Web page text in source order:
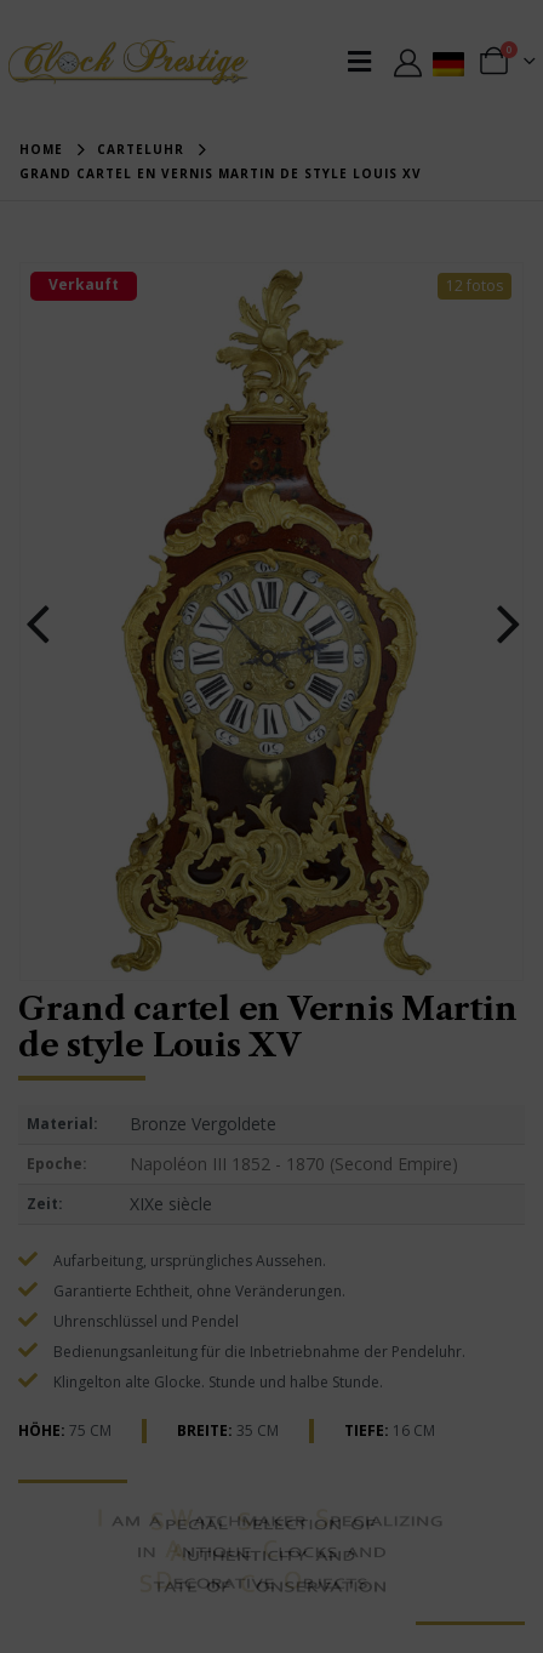
0
HOME
CARTELUHR
GRAND CARTEL EN VERNIS MARTIN DE STYLE LOUIS XV
12 fotos
Verkauft
Grand cartel en Vernis Martin
de style Louis XV
Material: Bronze Vergoldete
Epoche: Napoléon III 1852 - 1870 (Second Empire)
Zeit: XIXe siècle
Aufarbeitung, ursprüngliches Aussehen.
Garantierte Echtheit, ohne Veränderungen.
Uhrenschlüssel und Pendel
Bedienungsanleitung für die Inbetriebnahme der Pendeluhr.
Klingelton alte Glocke. Stunde und halbe Stunde.
HÖHE: 75 CM BREITE: 35 CM TIEFE: 16 CM